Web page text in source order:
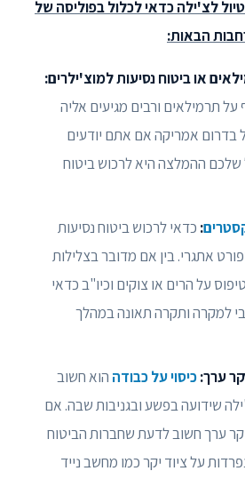
לצ'ילה כדאי לכלול בפוליסה של
הבאות:
או ביטוח נסיעות למוצ'ילרים:
תרמילאים ורבים מגיעים אליה
בדרום אמריקה אם אתם יודעים
ההמלצה היא לרכוש ביטוח
: כדאי לרכוש ביטוח נסיעות
אתגרי. בין אם מדובר בצלילות
על הרים או צוקים וכיו"ב כדאי
למקרה ותקרה תאונה במהלך
ערך:כיסוי על כבודה הוא חשוב
שידועה בפשע ובגניבות שבה. אם
ערך חשוב לדעת שחברות הביטוח
על ציוד יקר כמו מחשב נייד